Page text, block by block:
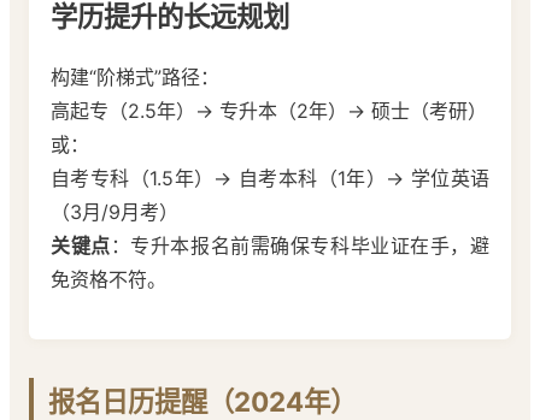
学历提升的长远规划
构建“阶梯式”路径：
高起专（2.5年）→ 专升本（2年）→ 硕士（考研）
或：
自考专科（1.5年）→ 自考本科（1年）→ 学位英语
（3月/9月考）
关键点 ：专升本报名前需确保专科毕业证在手，避
免资格不符。
报名日历提醒（2024年）